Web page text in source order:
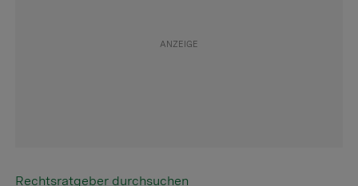
Rechtsratgeber durchsuchen